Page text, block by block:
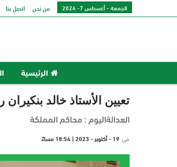
الجمعة - أغسطس 7- 2026 من نحن اتصل بنا
الرئيسية
تعيين الأستاذ خالد
العدالةاليوم : محاكم المملكة
في 19 - أكتوبر - 2023 | 18:54 مساءً